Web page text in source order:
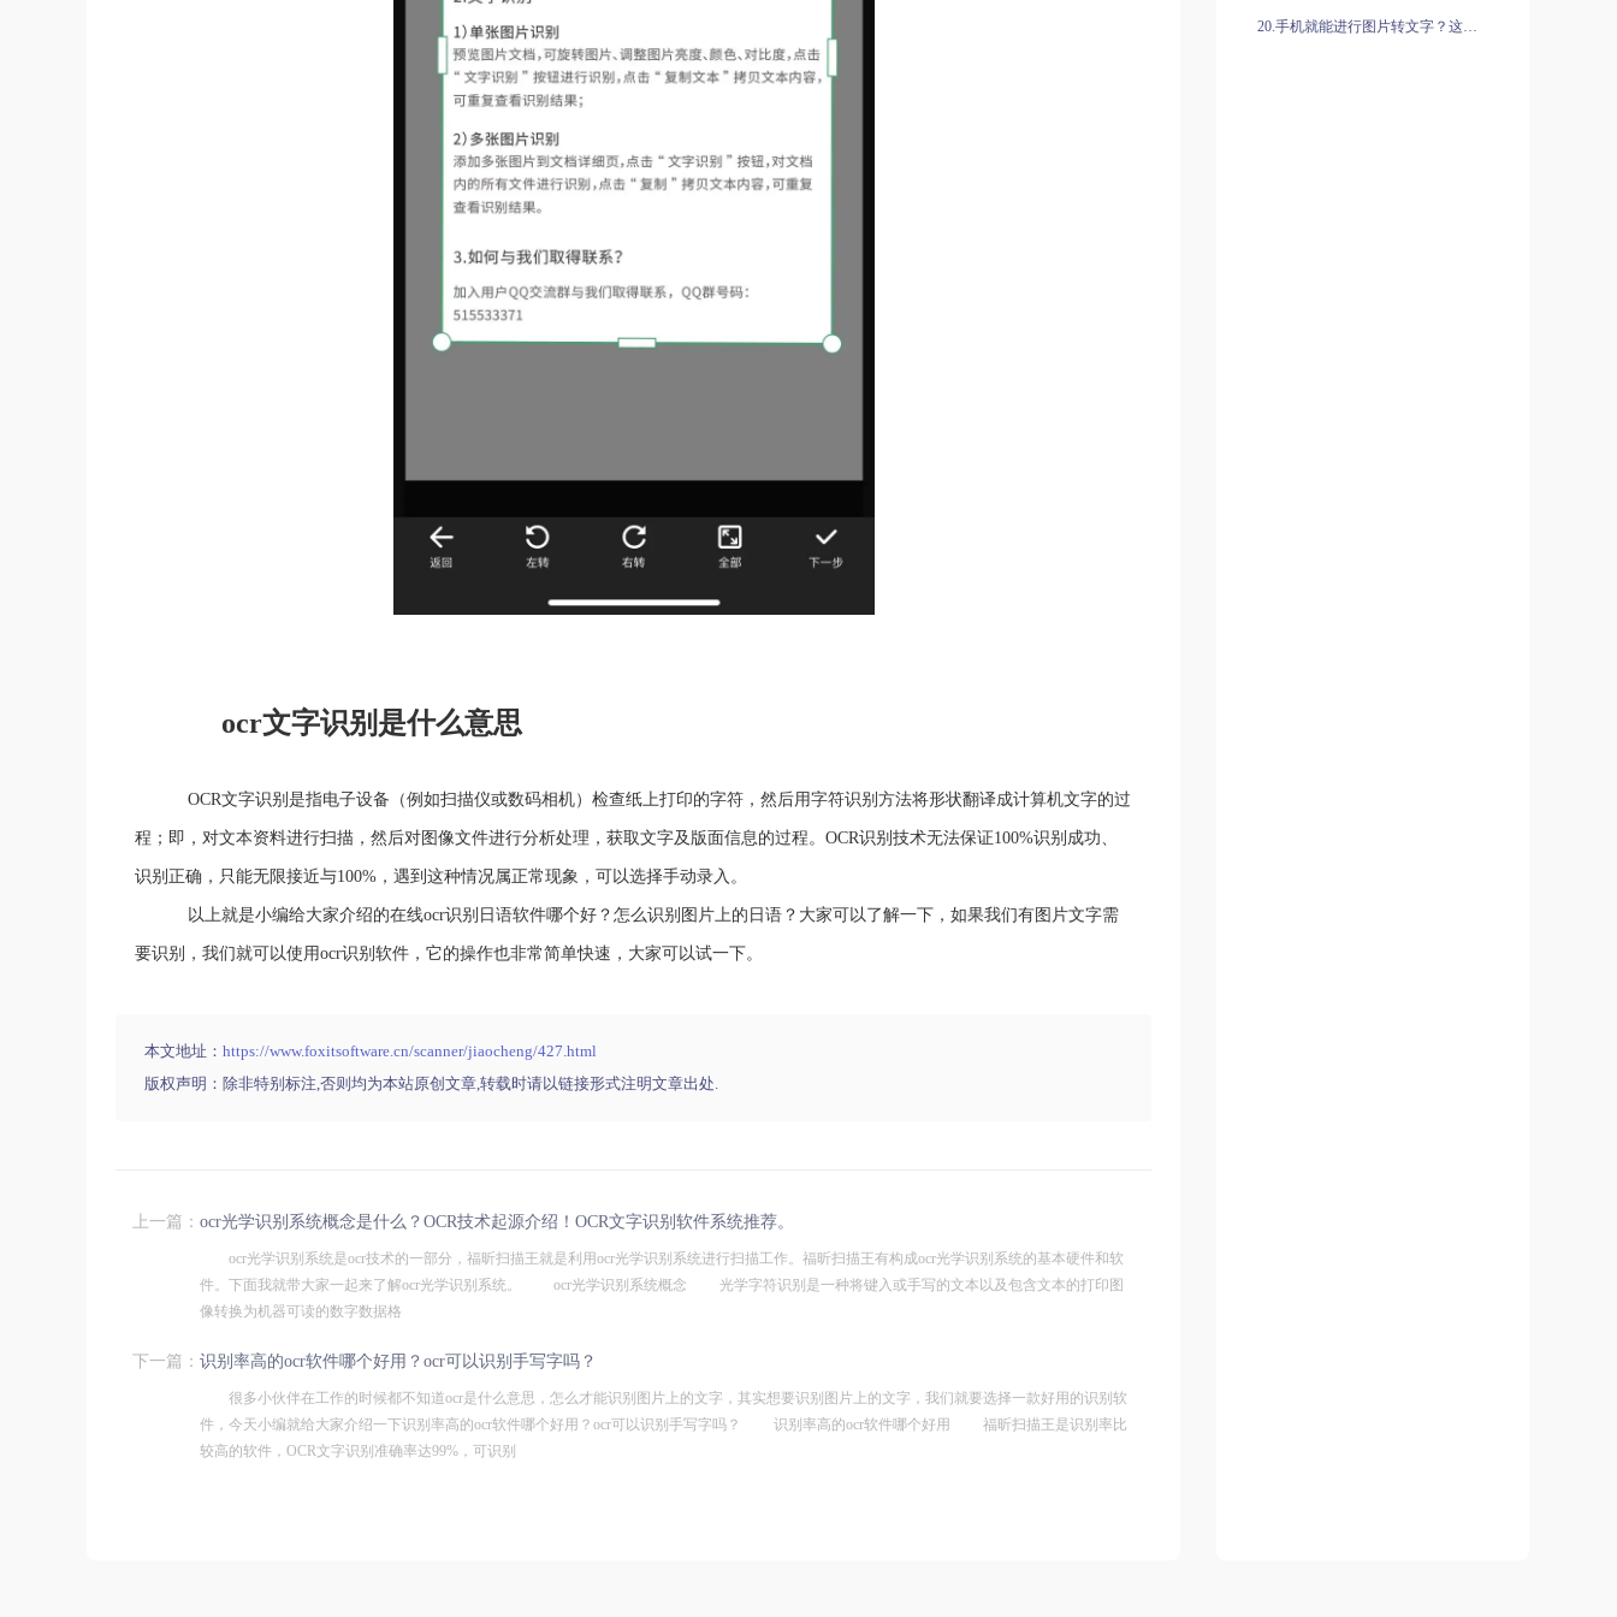
ocr文字识别是什么意思
OCR文字识别是指电子设备（例如扫描仪或数码相机）检查纸上打印的字符，然后用字符识别方法将形状翻译成计算机文字的过
程；即，对文本资料进行扫描，然后对图像文件进行分析处理，获取文字及版面信息的过程。OCR识别技术无法保证100%识别成功、
识别正确，只能无限接近与100%，遇到这种情况属正常现象，可以选择手动录入。
以上就是小编给大家介绍的在线ocr识别日语软件哪个好？怎么识别图片上的日语？大家可以了解一下，如果我们有图片文字需
要识别，我们就可以使用ocr识别软件，它的操作也非常简单快速，大家可以试一下。
本文地址： https://www.foxitsoftware.cn/scanner/jiaocheng/427.html
版权声明：除非特别标注,否则均为本站原创文章,转载时请以链接形式注明文章出处.
上一篇： ocr光学识别系统概念是什么？OCR技术起源介绍！OCR文字识别软件系统推荐。
ocr光学识别系统是ocr技术的一部分，福昕扫描王就是利用ocr光学识别系统进行扫描工作。福昕扫描王有构成ocr光学识别系统的基本硬件和软
件。下面我就带大家一起来了解ocr光学识别系统。 ocr光学识别系统概念 光学字符识别是一种将键入或手写的文本以及包含文本的打印图
像转换为机器可读的数字数据格
下一篇： 识别率高的ocr软件哪个好用？ocr可以识别手写字吗？
很多小伙伴在工作的时候都不知道ocr是什么意思，怎么才能识别图片上的文字，其实想要识别图片上的文字，我们就要选择一款好用的识别软
件，今天小编就给大家介绍一下识别率高的ocr软件哪个好用？ocr可以识别手写字吗？ 识别率高的ocr软件哪个好用 福昕扫描王是识别率比
较高的软件，OCR文字识别准确率达99%，可识别
20.手机就能进行图片转文字？这篇教程一定要看！